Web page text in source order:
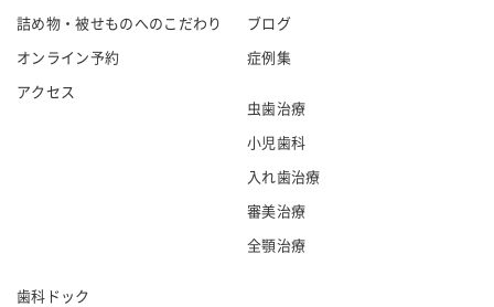
詰め物・被せものへのこだわり
オンライン予約
アクセス
ブログ
症例集
虫歯治療
小児歯科
入れ歯治療
審美治療
全顎治療
歯科ドック